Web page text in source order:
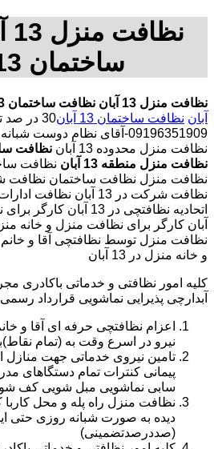
ساختمان 13 آبان
نظافت منزل 13 آبان نظافت ساختمان 13 آبان
آبان نظافت ساختمان 13 آبان
30 در
09196351909-آقای نظام
نظافت منزل محدوده 13 آبان
نظافت
نظافت منزل منطقه 13 آبان
نظافت منزل نظافت ساختمان نظافت
آبان کارگر برای نظافت منزل و خانه
نظافت منزل توسط نظافتچی آقا و
و خانه منزل در 13 آبان
کلیه امور نظافتی و خدماتی باکادری
آبدارچی پذیرایی نماشویی قرارداد
اعزام نظافتچی حرفه ای آقا و
نیرو در اسرع وقت به (تمام
تامین نیروی خدماتی جهت
پیمانی کنترات تمام دستگاهای
سابی نماشویی مبل شویی کف
نظافت منزل راه پله و محل
دیده به صورت شبانه روزی حتی
(صددرصدتضمینی)